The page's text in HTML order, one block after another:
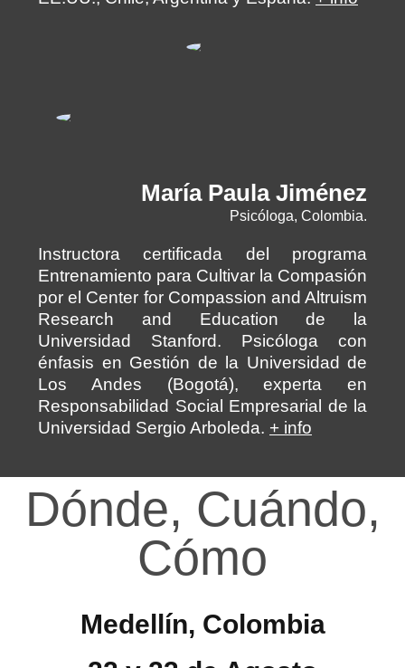
María Paula Jiménez
Psicóloga, Colombia.
Instructora certificada del programa
Entrenamiento para Cultivar la Compasión
por el Center for Compassion and Altruism
Research and Education de la
Universidad Stanford. Psicóloga con
énfasis en Gestión de la Universidad de
Los Andes (Bogotá), experta en
Responsabilidad Social Empresarial de la
Universidad Sergio Arboleda. + info
Dónde, Cuándo,
Cómo
Medellín, Colombia